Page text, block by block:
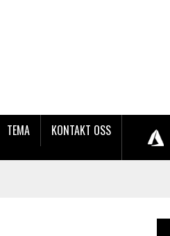
TEMA KONTAKT OSS